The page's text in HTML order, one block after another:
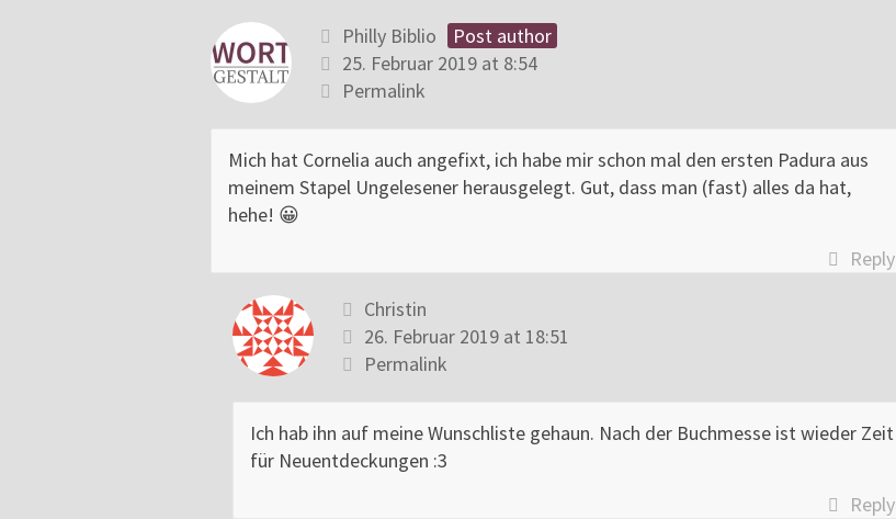
Philly Biblio
Post author
25. Februar 2019 at 8:54
Permalink
Mich hat Cornelia auch angefixt, ich habe mir schon mal den ersten Padura aus
meinem Stapel Ungelesener herausgelegt. Gut, dass man (fast) alles da hat,
hehe! 😀
Reply
Christin
26. Februar 2019 at 18:51
Permalink
Ich hab ihn auf meine Wunschliste gehaun. Nach der Buchmesse ist wieder Zeit
für Neuentdeckungen :3
Reply